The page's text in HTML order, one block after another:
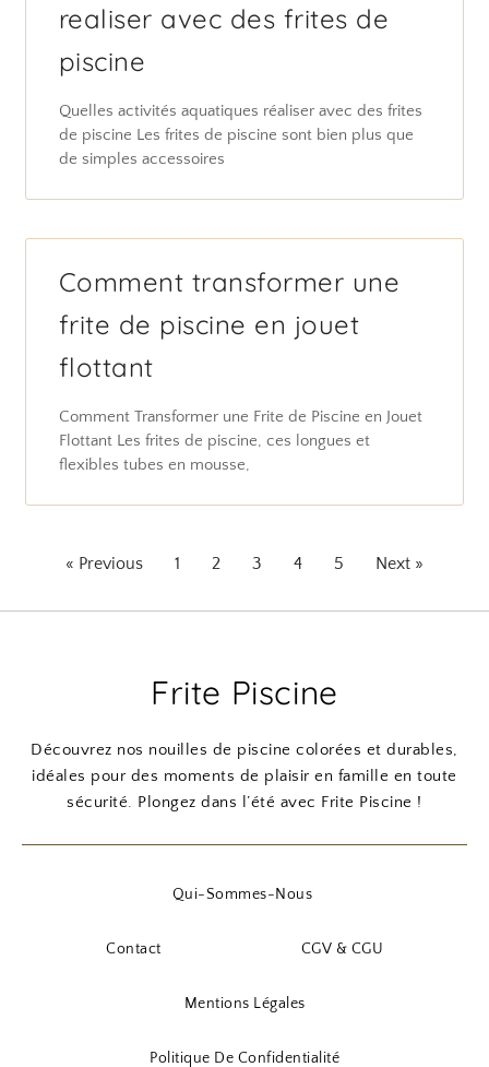
realiser avec des frites de
piscine
Quelles activités aquatiques réaliser avec des frites
de piscine Les frites de piscine sont bien plus que
de simples accessoires
Comment transformer une
frite de piscine en jouet
flottant
Comment Transformer une Frite de Piscine en Jouet
Flottant Les frites de piscine, ces longues et
flexibles tubes en mousse,
« Previous 1 2 3 4 5 Next »
Frite Piscine
Découvrez nos nouilles de piscine colorées et durables,
idéales pour des moments de plaisir en famille en toute
sécurité. Plongez dans l’été avec Frite Piscine !
Qui-Sommes-Nous
Contact CGV & CGU
Mentions Légales
Politique De Confidentialité